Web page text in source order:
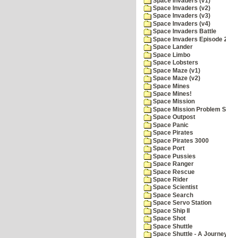
Space Invaders (v2)
Space Invaders (v3)
Space Invaders (v4)
Space Invaders Battle
Space Invaders Episode
Space Lander
Space Limbo
Space Lobsters
Space Maze (v1)
Space Maze (v2)
Space Mines
Space Mines!
Space Mission
Space Mission Problem
Space Outpost
Space Panic
Space Pirates
Space Pirates 3000
Space Port
Space Pussies
Space Ranger
Space Rescue
Space Rider
Space Scientist
Space Search
Space Servo Station
Space Ship II
Space Shot
Space Shuttle
Space Shuttle - A